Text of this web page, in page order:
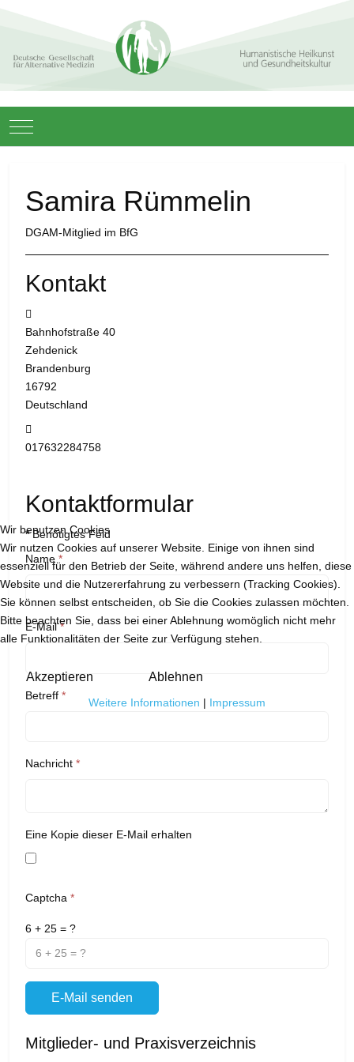
Mobile Menu Toggle
Samira Rümmelin
DGAM-Mitglied im BfG
Kontakt
Bahnhofstraße 40
Zehdenick
Brandenburg
16792
Deutschland
017632284758
Kontaktformular
*Benötigtes Feld
Name *
E-Mail*
Betreff *
Nachricht *
Eine Kopie dieser E-Mail erhalten
Captcha *
6 + 25 = ?
E-Mail senden
Mitglieder- und Praxisverzeichnis
Wir benutzen Cookies
Wir nutzen Cookies auf unserer Website. Einige von ihnen sind
essenziell für den Betrieb der Seite, während andere uns helfen, diese
Website und die Nutzererfahrung zu verbessern (Tracking Cookies).
Sie können selbst entscheiden, ob Sie die Cookies zulassen möchten.
Bitte beachten Sie, dass bei einer Ablehnung womöglich nicht mehr
alle Funktionalitäten der Seite zur Verfügung stehen.
Akzeptieren Ablehnen
Weitere Informationen | Impressum